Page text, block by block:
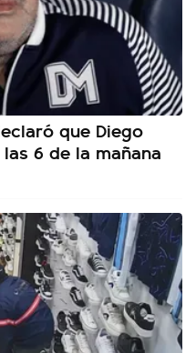
que Diego
6 de la mañana